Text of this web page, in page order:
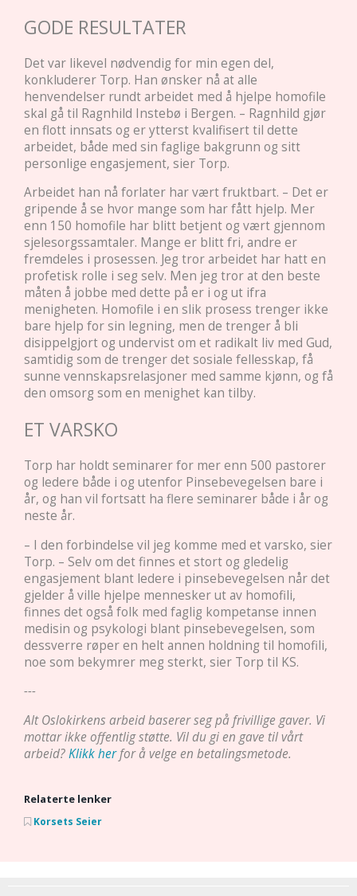
GODE RESULTATER
Det var likevel nødvendig for min egen del,
konkluderer Torp. Han ønsker nå at alle
henvendelser rundt arbeidet med å hjelpe homofile
skal gå til Ragnhild Instebø i Bergen. – Ragnhild gjør
en flott innsats og er ytterst kvalifisert til dette
arbeidet, både med sin faglige bakgrunn og sitt
personlige engasjement, sier Torp.
Arbeidet han nå forlater har vært fruktbart. – Det er
gripende å se hvor mange som har fått hjelp. Mer
enn 150 homofile har blitt betjent og vært gjennom
sjelesorgssamtaler. Mange er blitt fri, andre er
fremdeles i prosessen. Jeg tror arbeidet har hatt en
profetisk rolle i seg selv. Men jeg tror at den beste
måten å jobbe med dette på er i og ut ifra
menigheten. Homofile i en slik prosess trenger ikke
bare hjelp for sin legning, men de trenger å bli
disippelgjort og undervist om et radikalt liv med Gud,
samtidig som de trenger det sosiale fellesskap, få
sunne vennskapsrelasjoner med samme kjønn, og få
den omsorg som en menighet kan tilby.
ET VARSKO
Torp har holdt seminarer for mer enn 500 pastorer
og ledere både i og utenfor Pinsebevegelsen bare i
år, og han vil fortsatt ha flere seminarer både i år og
neste år.
– I den forbindelse vil jeg komme med et varsko, sier
Torp. – Selv om det finnes et stort og gledelig
engasjement blant ledere i pinsebevegelsen når det
gjelder å ville hjelpe mennesker ut av homofili,
finnes det også folk med faglig kompetanse innen
medisin og psykologi blant pinsebevegelsen, som
dessverre røper en helt annen holdning til homofili,
noe som bekymrer meg sterkt, sier Torp til KS.
---
Alt Oslokirkens arbeid baserer seg på frivillige gaver. Vi
mottar ikke offentlig støtte. Vil du gi en gave til vårt
arbeid?Klikk herfor å velge en betalingsmetode.
Relaterte lenker
Korsets Seier